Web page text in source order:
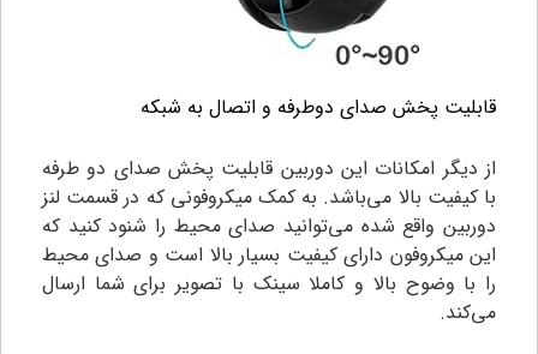
قابلیت پخش صدای دوطرفه و اتصال به شبکه
از دیگر امکانات این دوربین قابلیت پخش صدای دو طرفه
با کیفیت بالا می‌باشد. به کمک میکروفونی که در قسمت لنز
دوربین واقع شده می‌توانید صدای محیط را شنود کنید که
این میکروفون دارای کیفیت بسیار بالا است و صدای محیط
را با وضوح بالا و کاملا سینک با تصویر برای شما ارسال
می‌کند.